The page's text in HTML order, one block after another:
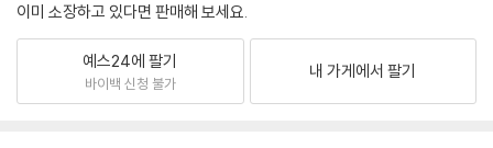
이미 소장하고 있다면 판매해 보세요.
예스24에 팔기
바이백 신청 불가
내 가게에서 팔기